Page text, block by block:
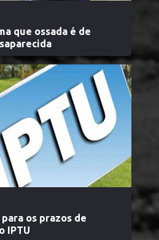
que ossada é de
os prazos de
IPTU